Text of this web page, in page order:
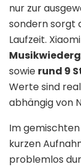
nur zur
sondern sorgt
Laufzeit.
sowie rund 9
Werte sind
abhängig von
Im gemischten
kurzen
problemlos